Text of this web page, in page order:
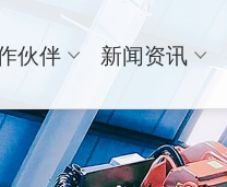
新闻资讯
伙伴